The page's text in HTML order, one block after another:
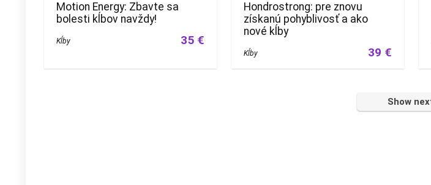
Motion Energy: Zbavte sa
bolesti kĺbov navždy!
Kĺby 35 €
Hondrostrong: pre znovu
získanú pohyblivosť a ako
nové kĺby
Kĺby 39 €
Show